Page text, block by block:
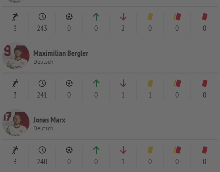
3 243 0 0 2 0 0 0
Maximilian Bergler
Deutsch
3 241 0 0 1 1 0 0
Jonas Marx
Deutsch
3 240 0 0 1 0 0 0